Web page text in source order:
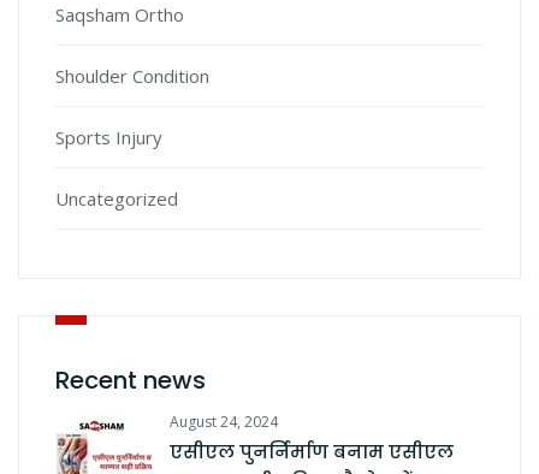
Saqsham Ortho
Shoulder Condition
Sports Injury
Uncategorized
Recent news
August 24, 2024
एसीएल पुनर्निर्माण बनाम एसीएल